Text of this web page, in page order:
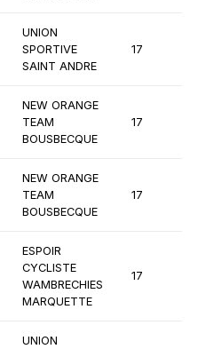
UNION
SPORTIVE
SAINT ANDRE
17
NEW ORANGE
TEAM
BOUSBECQUE
17
NEW ORANGE
TEAM
BOUSBECQUE
17
ESPOIR
CYCLISTE
WAMBRECHIES
MARQUETTE
17
UNION